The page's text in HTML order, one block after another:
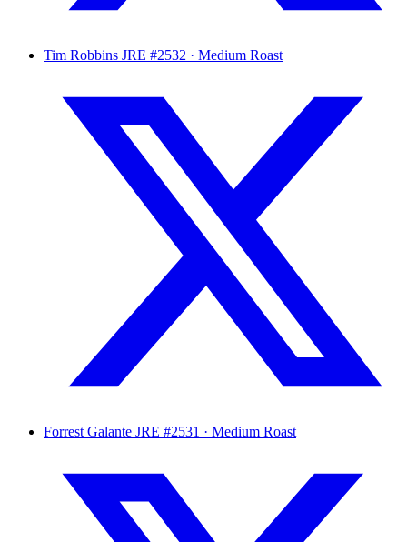
Tim Robbins JRE #2532 · Medium Roast
Forrest Galante JRE #2531 · Medium Roast